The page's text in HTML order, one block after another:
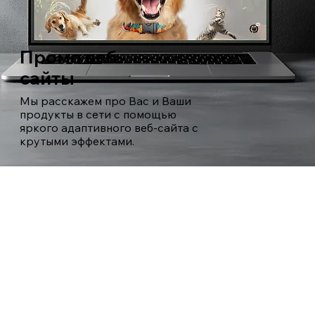
Промо веб-
сайты
Мы расскажем про Вас и Ваши
продукты в сети с помощью
яркого адаптивного веб-сайта с
крутыми эффектами.